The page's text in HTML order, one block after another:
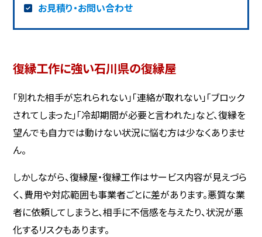
お見積り・お問い合わせ
復縁工作に強い石川県の復縁屋
「別れた相手が忘れられない」「連絡が取れない」「ブロック
されてしまった」「冷却期間が必要と言われた」など、復縁を
望んでも自力では動けない状況に悩む方は少なくありませ
ん。
しかしながら、復縁屋・復縁工作はサービス内容が見えづら
く、費用や対応範囲も事業者ごとに差があります。悪質な業
者に依頼してしまうと、相手に不信感を与えたり、状況が悪
化するリスクもあります。